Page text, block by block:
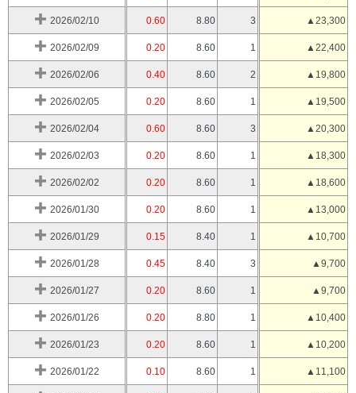
2026/02/10 0.60 8.80 3 ▲23,300
2026/02/09 0.20 8.60 1 ▲22,400
2026/02/06 0.40 8.60 2 ▲19,800
2026/02/05 0.20 8.60 1 ▲19,500
2026/02/04 0.60 8.60 3 ▲20,300
2026/02/03 0.20 8.60 1 ▲18,300
2026/02/02 0.20 8.60 1 ▲18,600
2026/01/30 0.20 8.60 1 ▲13,000
2026/01/29 0.15 8.40 1 ▲10,700
2026/01/28 0.45 8.40 3 ▲9,700
2026/01/27 0.20 8.60 1 ▲9,700
2026/01/26 0.20 8.80 1 ▲10,400
2026/01/23 0.20 8.60 1 ▲10,200
2026/01/22 0.10 8.60 1 ▲11,100